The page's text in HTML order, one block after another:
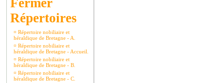
Répertoires
¤ Répertoire nobiliaire et
héraldique de Bretagne - A.
¤ Répertoire nobiliaire et
héraldique de Bretagne - Accueil.
¤ Répertoire nobiliaire et
héraldique de Bretagne - B.
¤ Répertoire nobiliaire et
héraldique de Bretagne - C.